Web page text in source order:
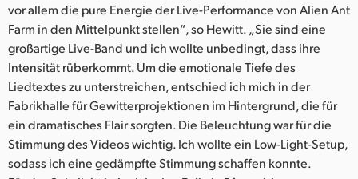
vor allem die pure Energie der Live-Performance von Alien Ant
Farm in den Mittelpunkt stellen“, so Hewitt. „Sie sind eine
großartige Live-Band und ich wollte unbedingt, dass ihre
Intensität rüberkommt. Um die emotionale Tiefe des
Liedtextes zu unterstreichen, entschied ich mich in der
Fabrikhalle für Gewitterprojektionen im Hintergrund, die für
ein dramatisches Flair sorgten. Die Beleuchtung war für die
Stimmung des Videos wichtig. Ich wollte ein Low-Light-Setup,
sodass ich eine gedämpfte Stimmung schaffen konnte.